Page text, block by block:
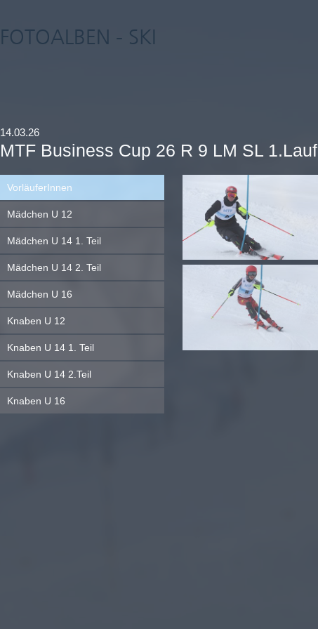
FOTOALBEN - SKI
14.03.26
MTF Business Cup 26 R 9 LM SL 1.Lauf
VorläuferInnen
Mädchen U 12
Mädchen U 14 1. Teil
Mädchen U 14 2. Teil
Mädchen U 16
Knaben U 12
Knaben U 14 1. Teil
Knaben U 14 2.Teil
Knaben U 16